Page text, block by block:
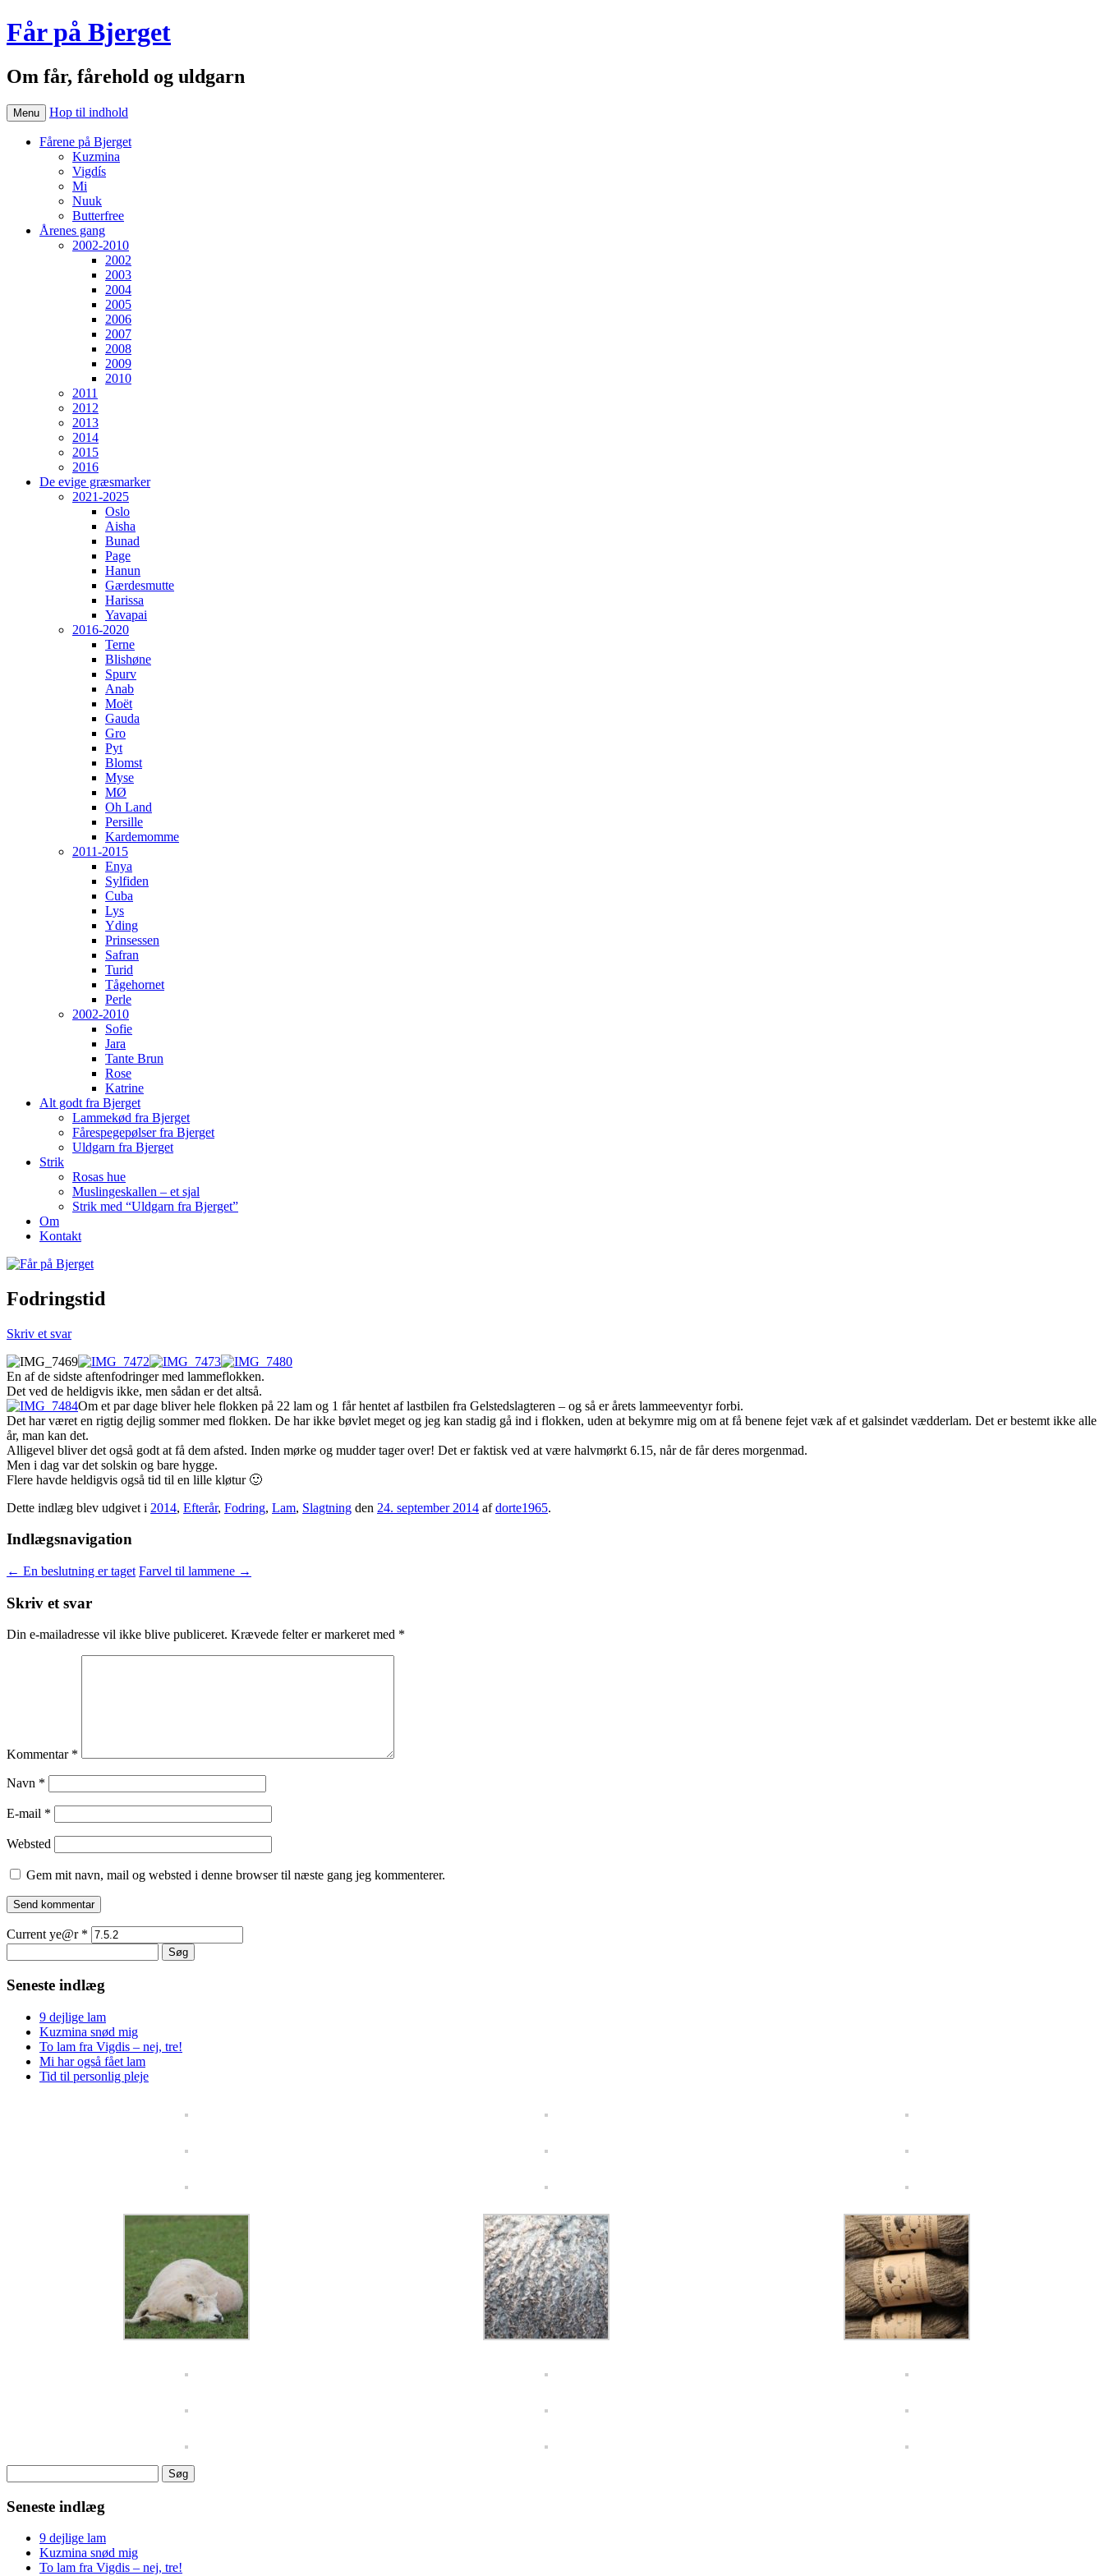
Får på Bjerget
Om får, fårehold og uldgarn
Menu Hop til indhold
Fårene på Bjerget
Kuzmina
Vigdís
Mi
Nuuk
Butterfree
Årenes gang
2002-2010
2002
2003
2004
2005
2006
2007
2008
2009
2010
2011
2012
2013
2014
2015
2016
De evige græsmarker
2021-2025
Oslo
Aisha
Bunad
Page
Hanun
Gærdesmutte
Harissa
Yavapai
2016-2020
Terne
Blishøne
Spurv
Anab
Moët
Gauda
Gro
Pyt
Blomst
Myse
MØ
Oh Land
Persille
Kardemomme
2011-2015
Enya
Sylfiden
Cuba
Lys
Yding
Prinsessen
Safran
Turid
Tågehornet
Perle
2002-2010
Sofie
Jara
Tante Brun
Rose
Katrine
Alt godt fra Bjerget
Lammekød fra Bjerget
Fårespegepølser fra Bjerget
Uldgarn fra Bjerget
Strik
Rosas hue
Muslingeskallen – et sjal
Strik med “Uldgarn fra Bjerget”
Om
Kontakt
Fodringstid
Skriv et svar
En af de sidste aftenfodringer med lammeflokken.
Det ved de heldigvis ikke, men sådan er det altså.
Om et par dage bliver hele flokken på 22 lam og 1 får hentet af lastbilen fra Gelstedslagteren – og så er årets lammeeventyr forbi.
Det har været en rigtig dejlig sommer med flokken. De har ikke bøvlet meget og jeg kan stadig gå ind i flokken, uden at bekymre mig om at få benene fejet væk af et galsindet vædderlam. Det er bestemt ikke alle
år, man kan det.
Alligevel bliver det også godt at få dem afsted. Inden mørke og mudder tager over! Det er faktisk ved at være halvmørkt 6.15, når de får deres morgenmad.
Men i dag var det solskin og bare hygge.
Flere havde heldigvis også tid til en lille kløtur 🙂
Dette indlæg blev udgivet i 2014, Efterår, Fodring, Lam, Slagtning den 24. september 2014 afdorte1965.
Indlægsnavigation
← En beslutning er taget Farvel til lammene →
Skriv et svar
Din e-mailadresse vil ikke blive publiceret. Krævede felter er markeret med *
Kommentar *
Navn *
E-mail *
Websted
Gem mit navn, mail og websted i denne browser til næste gang jeg kommenterer.
Current ye@r *
efter:
Seneste indlæg
9 dejlige lam
Kuzmina snød mig
To lam fra Vigdis – nej, tre!
Mi har også fået lam
Tid til personlig pleje
efter:
Seneste indlæg
9 dejlige lam
Kuzmina snød mig
To lam fra Vigdis – nej, tre!